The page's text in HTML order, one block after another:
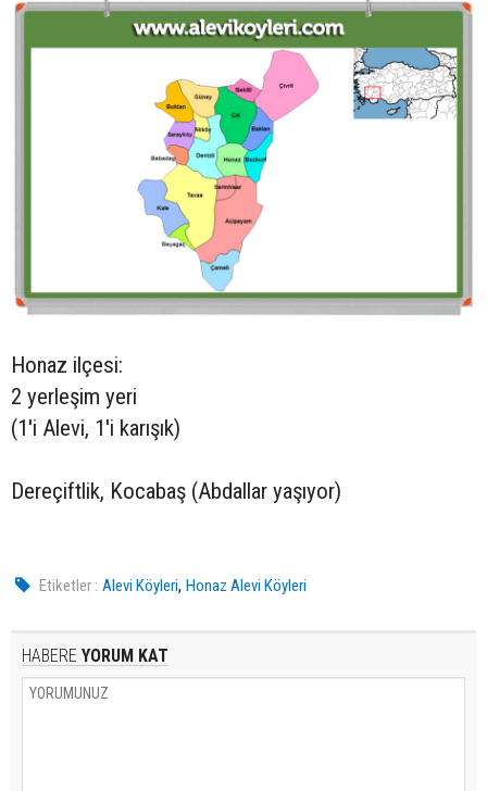
Honaz ilçesi:
2 yerleşim yeri
(1'i Alevi, 1'i karışık)
Dereçiftlik, Kocabaş (Abdallar yaşıyor)
Etiketler : Alevi Köyleri,Honaz Alevi Köyleri
HABERE YORUM KAT